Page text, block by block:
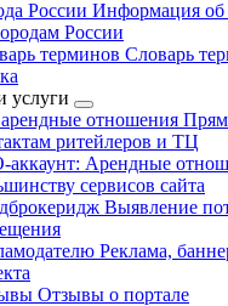
России Информация об
России
терминов Словарь
услуги
отношения
ритейлеров и ТЦ
аккаунт: Арендные
сервисов сайта
Выявление
Реклама,
Отзывы о портале